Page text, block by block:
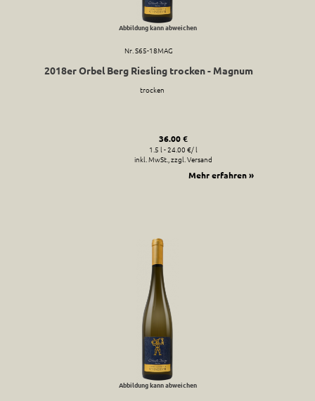
Abbildung kann abweichen
Nr. S65-18MAG
2018er Orbel Berg Riesling trocken - Magnum
trocken
36.00 €
1.5 l - 24.00 €/ l
inkl. MwSt., zzgl. Versand
Mehr erfahren »
Abbildung kann abweichen